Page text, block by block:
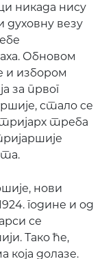
никада нису
духовну везу
Обновом
и избором
за првог
стало се
треба
нови
године и од
се
Тако ће,
долазе.